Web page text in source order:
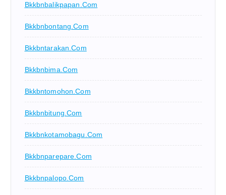
Bkkbnbalikpapan.com
Bkkbnbontang.com
Bkkbntarakan.com
Bkkbnbima.com
Bkkbntomohon.com
Bkkbnbitung.com
Bkkbnkotamobagu.com
Bkkbnparepare.com
Bkkbnpalopo.com